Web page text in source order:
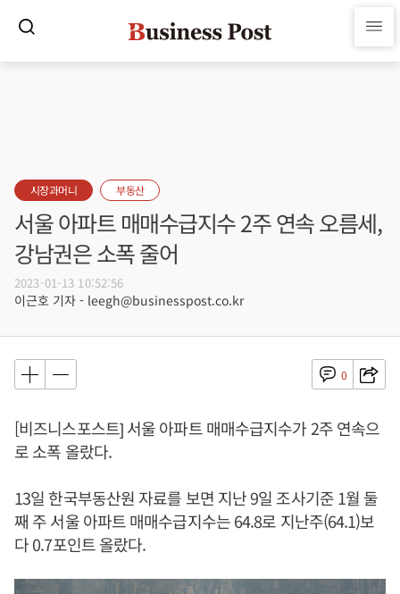
시장과머니 부동산
서울 아파트 매매수급지수 2주 연속 오름세,
강남권은 소폭 줄어
2023-01-13 10:52:56
이근호 기자 - leegh@businesspost.co.kr
0
[비즈니스포스트] 서울 아파트 매매수급지수가 2주 연속으
로 소폭 올랐다.
13일 한국부동산원 자료를 보면 지난 9일 조사기준 1월 둘
째 주 서울 아파트 매매수급지수는 64.8로 지난주(64.1)보
다 0.7포인트 올랐다.